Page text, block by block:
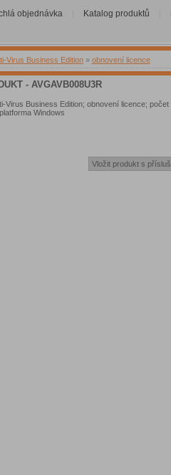
objednávka Katalog produktů
Virus Business Edition » obnovení licence
- AVGAVB008U3R
Virus Business Edition; obnovení licence;
Windows